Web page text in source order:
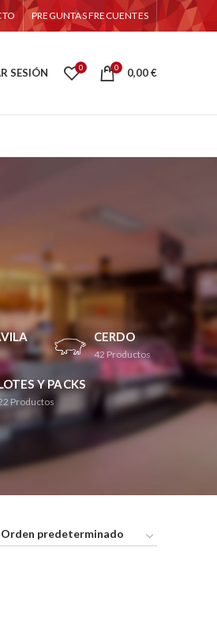
PREGUNTAS FRECUENTES
SESIÓN 0 0 0,00€
CERDO
42 Productos
Y PACKS
Productos